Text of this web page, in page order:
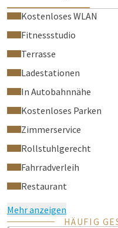
Kostenloses WLAN
Fitnessstudio
Terrasse
Ladestationen
In Autobahnnähe
Kostenloses Parken
Zimmerservice
Rollstuhlgerecht
Fahrradverleih
Restaurant
Mehr anzeigen
HÄUFIG